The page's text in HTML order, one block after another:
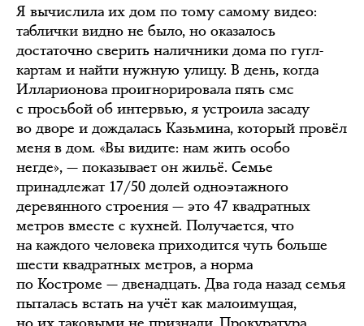
Я вычислила их дом по тому самому видео:
таблички видно не было, но оказалось
достаточно сверить наличники дома по гугл-
картам и найти нужную улицу. В день, когда
Илларионова проигнорировала пять смс
с просьбой об интервью, я устроила засаду
во дворе и дождалась Казьмина, который провёл
меня в дом. «Вы видите: нам жить особо
негде», — показывает он жильё. Семье
принадлежат 17/50 долей одноэтажного
деревянного строения — это 47 квадратных
метров вместе с кухней. Получается, что
на каждого человека приходится чуть больше
шести квадратных метров, а норма
по Костроме — двенадцать. Два года назад семья
пыталась встать на учёт как малоимущая,